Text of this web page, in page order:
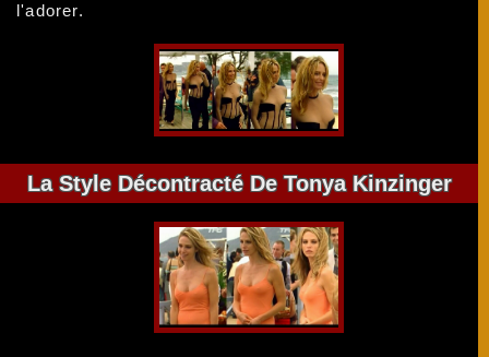
l'adorer.
La Style Décontracté De Tonya Kinzinger